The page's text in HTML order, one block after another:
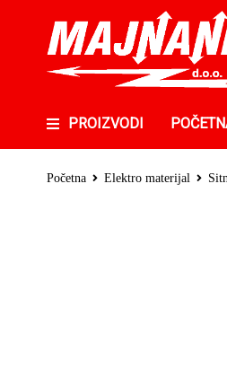
PROIZVODI
Početna Elektro materijal